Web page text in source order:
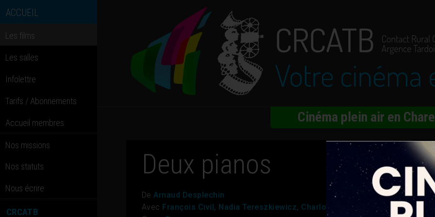
ACCUEIL
Les films
Les salles
Infolettre
Tarifs / Abonnements
Accueil membres
Nos missions
Nos statuts
Nous écrire
CRCATB
Cinéma plein air en
Deux pianos
De Arnaud Desplechin
Avec François Civil, Nadia Tereszkiewicz, Charlotte Rampling